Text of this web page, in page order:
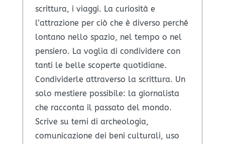
scrittura, i viaggi. La curiosità e
l’attrazione per ciò che è diverso perché
lontano nello spazio, nel tempo o nel
pensiero. La voglia di condividere con
tanti le belle scoperte quotidiane.
Condividerle attraverso la scrittura. Un
solo mestiere possibile: la giornalista
che racconta il passato del mondo.
Scrive su temi di archeologia,
comunicazione dei beni culturali, uso